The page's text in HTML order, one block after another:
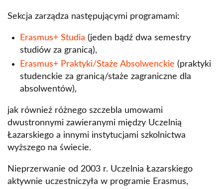
Sekcja zarządza następującymi programami:
Erasmus+ Studia (jeden bądź dwa semestry
studiów za granicą),
Erasmus+ Praktyki/Staże Absolwenckie (praktyki
studenckie za granicą/staże zagraniczne dla
absolwentów),
jak również różnego szczebla umowami
dwustronnymi zawieranymi między Uczelnią
Łazarskiego a innymi instytucjami szkolnictwa
wyższego na świecie.
Nieprzerwanie od 2003 r. Uczelnia Łazarskiego
aktywnie uczestniczyła w programie Erasmus,